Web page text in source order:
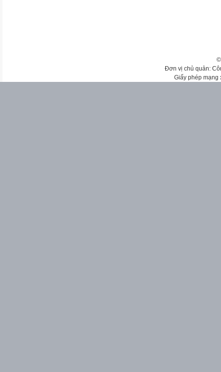
Đơn vị chủ quản:
Giấy phép mạng